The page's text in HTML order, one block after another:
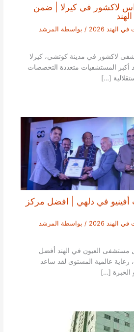
لاكشور في كيرلا | ضمن
2026 / بواسطة المرشد
لاكشور في مدينة كوتشي، كيرلا
المستشفيات متعددة التخصصات
[…]
في دلهي | افضل مركز
2026 / بواسطة المرشد
مستشفى العيون في الهند أفضل
رعاية عالمية المستوى لقد ساعد
الخبرة […]